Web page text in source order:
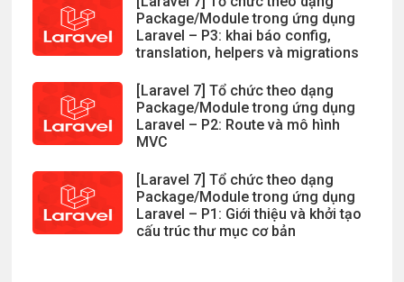
Package/Module trong ứng dụng
Laravel – P3: khai báo config,
translation, helpers và migrations
[Laravel 7] Tổ chức theo dạng
Package/Module trong ứng dụng
Laravel – P2: Route và mô hình
MVC
[Laravel 7] Tổ chức theo dạng
Package/Module trong ứng dụng
Laravel – P1: Giới thiệu và khởi tạo
cấu trúc thư mục cơ bản